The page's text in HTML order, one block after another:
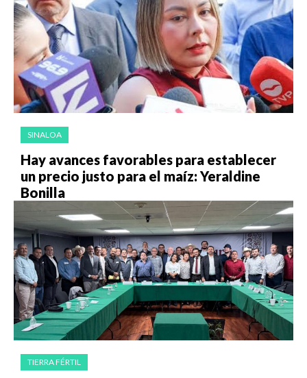
SINALOA
Hay avances favorables para establecer
un precio justo para el maíz: Yeraldine
Bonilla
TIERRA FÉRTIL